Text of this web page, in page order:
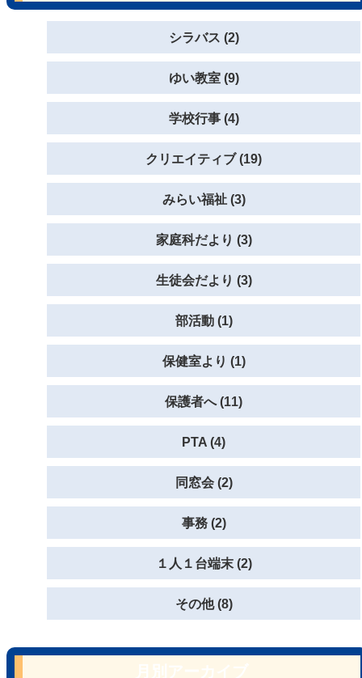
シラバス (2)
ゆい教室 (9)
学校行事 (4)
クリエイティブ (19)
みらい福祉 (3)
家庭科だより (3)
生徒会だより (3)
部活動 (1)
保健室より (1)
保護者へ (11)
PTA (4)
同窓会 (2)
事務 (2)
１人１台端末 (2)
その他 (8)